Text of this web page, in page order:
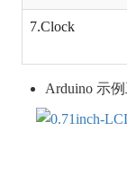
7.Clock
Arduino 示